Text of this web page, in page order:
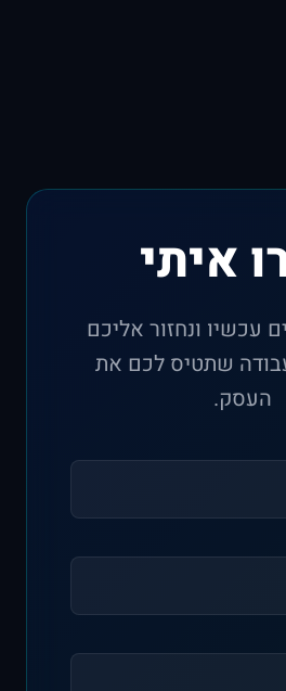
איתי
עכשיו ונחזור אליכם
שתטיס לכם את
העסק.